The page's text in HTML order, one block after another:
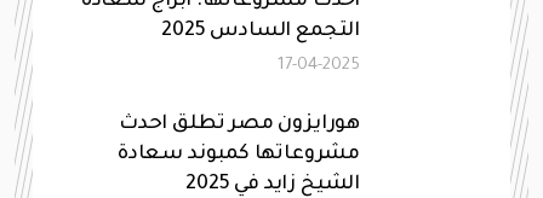
التجمع السادس 2025
17-04-2025
هورايزون مصر تطلق احدث
مشروعاتها كمبوند سعادة
الشيخ زايد في 2025